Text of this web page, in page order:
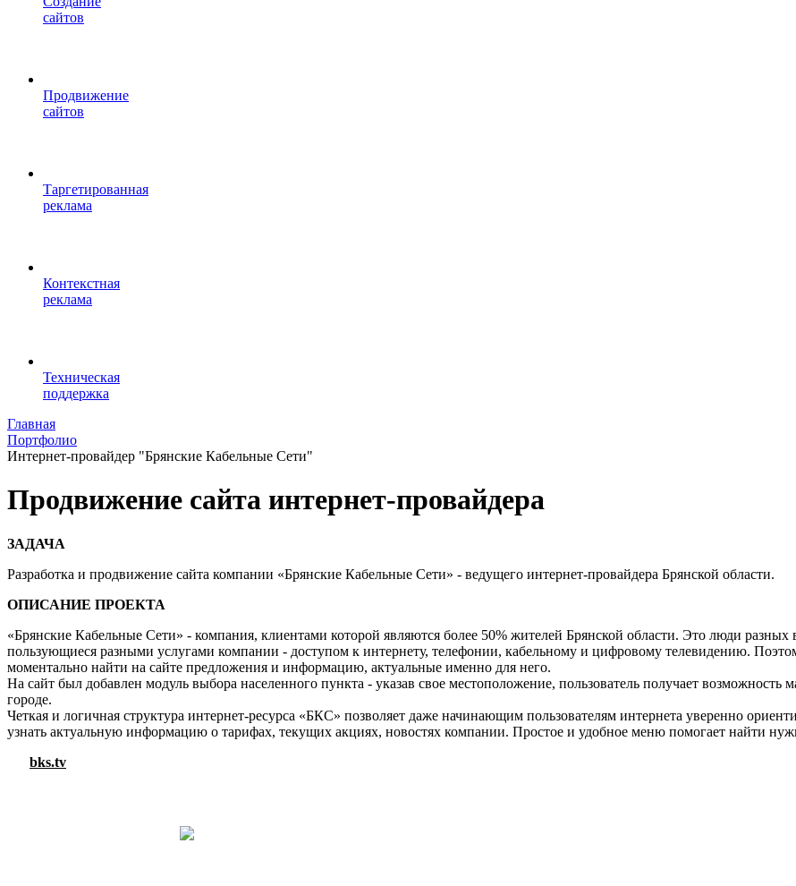
сайтов
Продвижение
сайтов
Таргетированная
реклама
Контекстная
реклама
Техническая
поддержка
Главная
Портфолио
Интернет-провайдер "Брянские Кабельные Сети"
Продвижение сайта интернет-провайдера
ЗАДАЧА
Разработка и продвижение сайта компании «Брянские Кабельные Сети» - ведущего интернет-провайдера Брянской области.
ОПИСАНИЕ ПРОЕКТА
«Брянские Кабельные Сети» - компания, клиентами которой являются более 50% жителей Брянской области. Это люди
пользующиеся разными услугами компании - доступом к интернету, телефонии, кабельному и цифровому телевидению.
моментально найти на сайте предложения и информацию, актуальные именно для него.
На сайт был добавлен модуль выбора населенного пункта - указав свое местоположение, пользователь получает возможность
городе.
Четкая и логичная структура интернет-ресурса «БКС» позволяет даже начинающим пользователям интернета уверенно
узнать актуальную информацию о тарифах, текущих акциях, новостях компании. Простое и удобное меню помогает найти
bks.tv